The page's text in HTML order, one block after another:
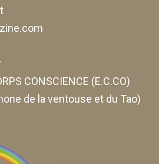
CONSCIENCE (E.C.CO)
de la ventouse et du Tao)